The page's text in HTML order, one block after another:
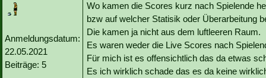
Anmeldungsdatum:
22.05.2021
Beiträge: 5
Wo kamen die Scores kurz nach Spielende
bzw auf welcher Statisik oder Überarbeitung
Die kamen ja nicht aus dem luftleeren Raum.
Es waren weder die Live Scores nach
Für mich ist es offensichtlich das da etwas
Es ich wirklich schade das es da keine